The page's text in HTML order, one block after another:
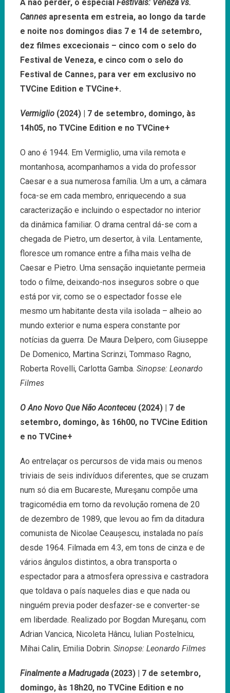
A não perder, o especial Festivais: Veneza vs.
Cannes apresenta em estreia, ao longo da tarde
e noite nos domingos dias 7 e 14 de setembro,
dez filmes excecionais – cinco com o selo do
Festival de Veneza, e cinco com o selo do
Festival de Cannes, para ver em exclusivo no
TVCine Edition e TVCine+.
Vermiglio (2024) | 7 de setembro, domingo, às
14h05, no TVCine Edition e no TVCine+
O ano é 1944. Em Vermiglio, uma vila remota e
montanhosa, acompanhamos a vida do professor
Caesar e a sua numerosa família. Um a um, a câmara
foca-se em cada membro, enriquecendo a sua
caracterização e incluindo o espectador no interior
da dinâmica familiar. O drama central dá-se com a
chegada de Pietro, um desertor, à vila. Lentamente,
floresce um romance entre a filha mais velha de
Caesar e Pietro. Uma sensação inquietante permeia
todo o filme, deixando-nos inseguros sobre o que
está por vir, como se o espectador fosse ele
mesmo um habitante desta vila isolada – alheio ao
mundo exterior e numa espera constante por
notícias da guerra. De Maura Delpero, com Giuseppe
De Domenico, Martina Scrinzi, Tommaso Ragno,
Roberta Rovelli, Carlotta Gamba. Sinopse: Leonardo
Filmes
O Ano Novo Que Não Aconteceu (2024) | 7 de
setembro, domingo, às 16h00, no TVCine Edition
e no TVCine+
Ao entrelaçar os percursos de vida mais ou menos
triviais de seis indivíduos diferentes, que se cruzam
num só dia em Bucareste, Mureşanu compõe uma
tragicomédia em torno da revolução romena de 20
de dezembro de 1989, que levou ao fim da ditadura
comunista de Nicolae Ceaușescu, instalada no país
desde 1964. Filmada em 4:3, em tons de cinza e de
vários ângulos distintos, a obra transporta o
espectador para a atmosfera opressiva e castradora
que toldava o país naqueles dias e que nada ou
ninguém previa poder desfazer-se e converter-se
em liberdade. Realizado por Bogdan Mureşanu, com
Adrian Vancica, Nicoleta Hâncu, Iulian Postelnicu,
Mihai Calin, Emilia Dobrin. Sinopse: Leonardo Filmes
Finalmente a Madrugada (2023) | 7 de setembro,
domingo, às 18h20, no TVCine Edition e no